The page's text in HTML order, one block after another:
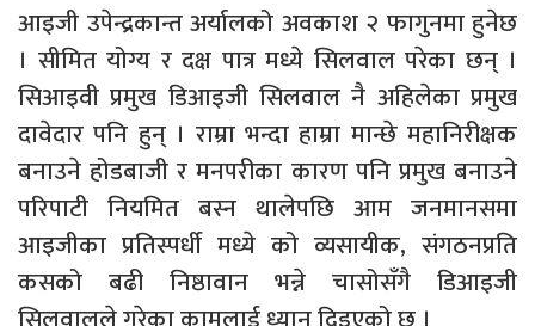
आइजी उपेन्द्रकान्त अर्यालको अवकाश २ फागुनमा हुनेछ
। सीमित योग्य र दक्ष पात्र मध्ये सिलवाल परेका छन् ।
सिआइवी प्रमुख डिआइजी सिलवाल नै अहिलेका प्रमुख
दावेदार पनि हुन् । राम्रा भन्दा हाम्रा मान्छे महानिरीक्षक
बनाउने होडबाजी र मनपरीका कारण पनि प्रमुख बनाउने
परिपाटी नियमित बस्न थालेपछि आम जनमानसमा
आइजीका प्रतिस्पर्धी मध्ये को व्यसायीक, संगठनप्रति
कसको बढी निष्ठावान भन्ने चासोसँगै डिआइजी